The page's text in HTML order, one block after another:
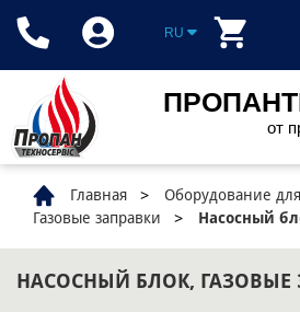
от
RU
Главная
Оборудование
Газовые заправки
Насосный
НАСОСНЫЙ БЛОК, ГАЗОВЫЕ